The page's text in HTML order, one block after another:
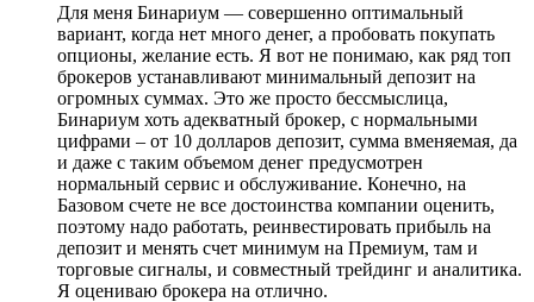
Для меня Бинариум — совершенно оптимальный
вариант, когда нет много денег, а пробовать покупать
опционы, желание есть. Я вот не понимаю, как ряд топ
брокеров устанавливают минимальный депозит на
огромных суммах. Это же просто бессмыслица,
Бинариум хоть адекватный брокер, с нормальными
цифрами – от 10 долларов депозит, сумма вменяемая, да
и даже с таким объемом денег предусмотрен
нормальный сервис и обслуживание. Конечно, на
Базовом счете не все достоинства компании оценить,
поэтому надо работать, реинвестировать прибыль на
депозит и менять счет минимум на Премиум, там и
торговые сигналы, и совместный трейдинг и аналитика.
Я оцениваю брокера на отлично.